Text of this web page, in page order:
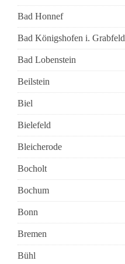
Bad Honnef
Bad Königshofen i. Grabfeld
Bad Lobenstein
Beilstein
Biel
Bielefeld
Bleicherode
Bocholt
Bochum
Bonn
Bremen
Bühl